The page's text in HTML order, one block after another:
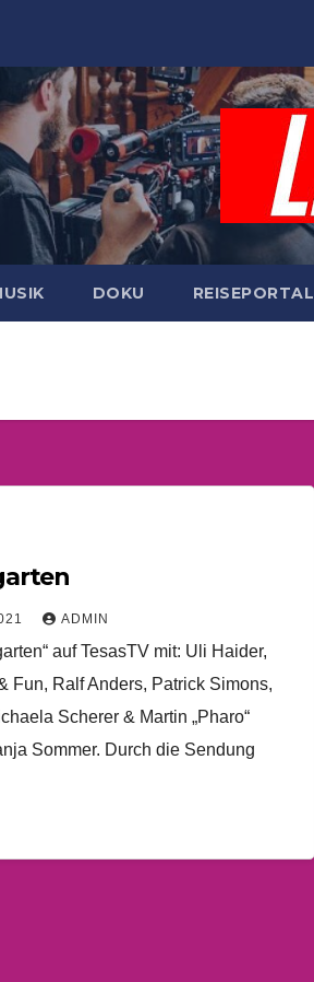
DOKU REISEPORTAL
ADMIN
auf TesasTV mit: Uli Haider,
Fun, Ralf Anders, Patrick Simons,
Scherer & Martin „Pharo“
Sommer. Durch die Sendung